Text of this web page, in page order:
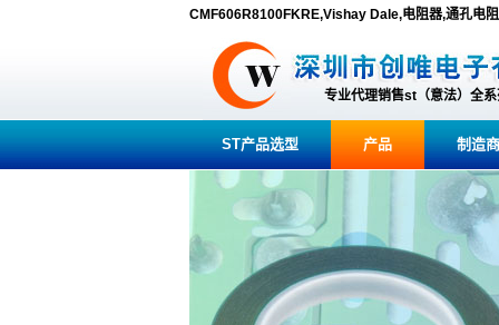
CMF606R8100FKRE,Vishay Dale,电阻器,通孔电
专业代理销售st（意法）全
ST产品选型 产品 制造商